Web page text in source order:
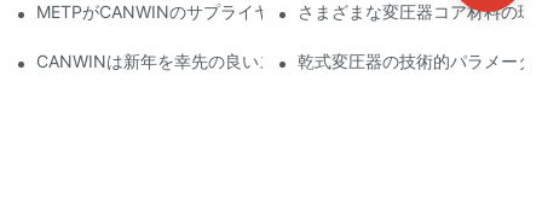
METPがCANWINのサプライヤーおよび製造業者を訪問 | CANWIN
さまざまな変圧器コア材料の環
CANWINは新年を幸先の良いスタートで切りました！
乾式変圧器の技術的パラメー